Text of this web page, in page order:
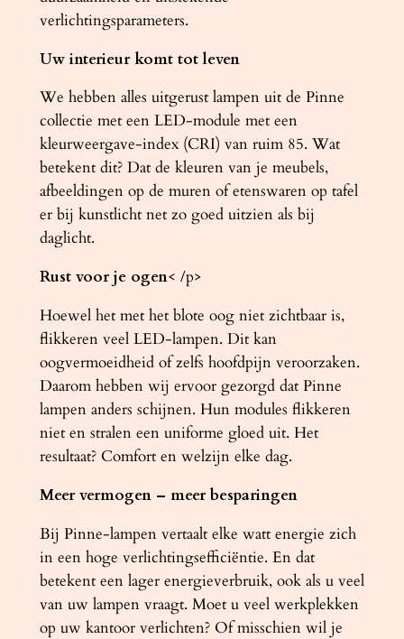
verlichtingsparameters.
Uw interieur komt tot leven
We hebben alles uitgerust lampen uit de Pinne
collectie met een LED-module met een
kleurweergave-index (CRI) van ruim 85. Wat
betekent dit? Dat de kleuren van je meubels,
afbeeldingen op de muren of etenswaren op tafel
er bij kunstlicht net zo goed uitzien als bij
daglicht.
Rust voor je ogen< /p>
Hoewel het met het blote oog niet zichtbaar is,
flikkeren veel LED-lampen. Dit kan
oogvermoeidheid of zelfs hoofdpijn veroorzaken.
Daarom hebben wij ervoor gezorgd dat Pinne
lampen anders schijnen. Hun modules flikkeren
niet en stralen een uniforme gloed uit. Het
resultaat? Comfort en welzijn elke dag.
Meer vermogen – meer besparingen
Bij Pinne-lampen vertaalt elke watt energie zich
in een hoge verlichtingsefficiëntie. En dat
betekent een lager energieverbruik, ook als u veel
van uw lampen vraagt. Moet u veel werkplekken
op uw kantoor verlichten? Of misschien wil je